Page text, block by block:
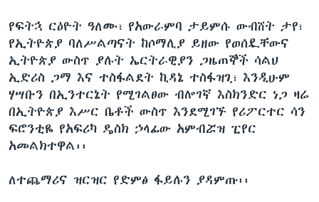
የፍትኋ ርዕዮት ዓለሙ፣ የአውራምባ ታይምሱ ውብሸት ታየ፣
የኢትዮጵያ ባለሥልጣናት ከሶማሊያ ይዘው የወሰዷቸውና
ኢትዮጵያ ውስጥ ያሉት ኤርትራዊያን ጋዜጠኞች ሳልህ
ኢድሪስ ጋማ እና ተስፋልደት ኪዳኔ ተስፋዝጊ፣ እንዲሁም
ሃሣቡን በኢንተርኔት የሚገልፀው ብሎገኛ እስክንድር ነጋ ዛሬ
በኢትዮጵያ እሥር ቤቶች ውስጥ እንደሚገኙ የሪፖርተር ሳን
ፍሮንቲዬ የአፍሪካ ዴስክ ኃላፊው አምብሯዝ ፒየር
አመልክተዋል፡፡
ለተጨማሪና ዝርዝር የድምፅ ፋይሉን ያዳምጡ፡፡